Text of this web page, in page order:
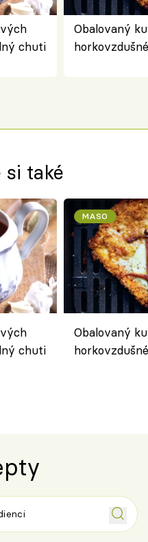
chuti
Obalovaný
si také
chuti
MASO
Obalovaný